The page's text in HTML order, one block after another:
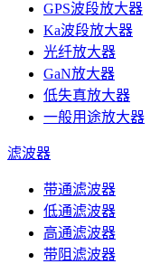
GPS波段放大器
Ka波段放大器
光纤放大器
GaN放大器
低失真放大器
一般用途放大器
滤波器
带通滤波器
低通滤波器
高通滤波器
带阻滤波器